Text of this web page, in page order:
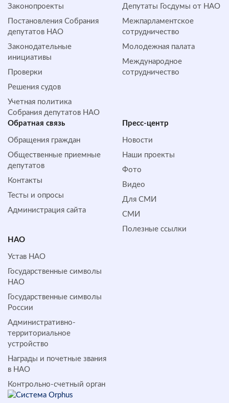
Законопроекты
Постановления Собрания
депутатов НАО
Законодательные
инициативы
Проверки
Решения судов
Учетная политика
Собрания депутатов НАО
Депутаты Госдумы от НАО
Межпарламентское
сотрудничество
Молодежная палата
Международное
сотрудничество
Обратная cвязь
Обращения граждан
Общественные приемные
депутатов
Контакты
Тесты и опросы
Администрация сайта
Пресс-центр
Новости
Наши проекты
Фото
Видео
Для СМИ
СМИ
Полезные ссылки
НАО
Устав НАО
Государственные символы
НАО
Государственные символы
России
Административно-
территориальное
устройство
Награды и почетные звания
в НАО
Контрольно-счетный орган